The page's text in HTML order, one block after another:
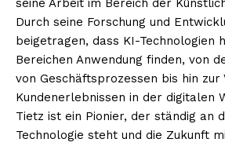
seine Arbeit im Bereich der
Durch seine Forschung und
beigetragen, dass KI-Technologien
Bereichen Anwendung finden, von
von Geschäftsprozessen bis hin zur
Kundenerlebnissen in der digitalen
Tietz ist ein Pionier, der ständig an
Technologie steht und die Zukunft